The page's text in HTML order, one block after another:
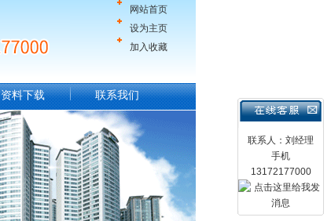
网站首页
设为主页
加入收藏
联系人：刘经理
手机
13172177000
资料下载 联系我们